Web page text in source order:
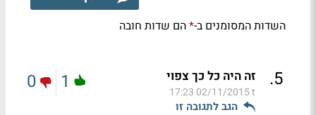
השדות המסומנים ב-*הם שדות חובה
5
. זה היה כל כך צפוי
t
02/11/2015 17:23
הגב לתגובה זו
1
0